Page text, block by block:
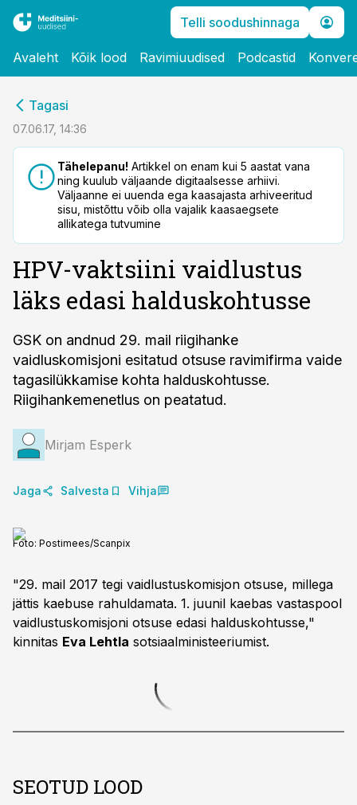
Telli soodushinnaga
Avaleht Kõik lood Ravimiuudised Podcastid
Tagasi
07.06.17, 14:36
Tähelepanu! Artikkel on enam kui 5 aastat vana
ning kuulub väljaande digitaalsesse arhiivi.
Väljaanne ei uuenda ega kaasajasta arhiveeritud
sisu, mistõttu võib olla vajalik kaasaegsete
allikatega tutvumine
HPV-vaktsiini vaidlustus
läks edasi halduskohtusse
GSK on andnud 29. mail riigihanke
vaidluskomisjoni esitatud otsuse ravimifirma vaide
tagasilükkamise kohta halduskohtusse.
Riigihankemenetlus on peatatud.
Mirjam Esperk
Jaga Salvesta Vihja
Foto: Postimees/Scanpix
"29. mail 2017 tegi vaidlustuskomisjon otsuse, millega
jättis kaebuse rahuldamata. 1. juunil kaebas vastaspool
vaidlustuskomisjoni otsuse edasi halduskohtusse,"
kinnitas Eva Lehtla sotsiaalministeeriumist.
SEOTUD LOOD